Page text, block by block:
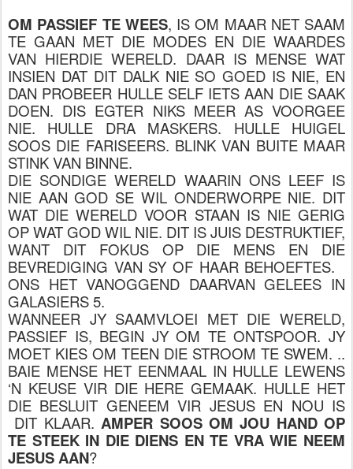
OM PASSIEF TE WEES, IS OM MAAR NET SAAM
TE GAAN MET DIE MODES EN DIE WAARDES
VAN HIERDIE WERELD. DAAR IS MENSE WAT
INSIEN DAT DIT DALK NIE SO GOED IS NIE, EN
DAN PROBEER HULLE SELF IETS AAN DIE SAAK
DOEN. DIS EGTER NIKS MEER AS VOORGEE
NIE. HULLE DRA MASKERS. HULLE HUIGEL
SOOS DIE FARISEERS. BLINK VAN BUITE MAAR
STINK VAN BINNE.
DIE SONDIGE WERELD WAARIN ONS LEEF IS
NIE AAN GOD SE WIL ONDERWORPE NIE. DIT
WAT DIE WERELD VOOR STAAN IS NIE GERIG
OP WAT GOD WIL NIE. DIT IS JUIS DESTRUKTIEF,
WANT DIT FOKUS OP DIE MENS EN DIE
BEVREDIGING VAN SY OF HAAR BEHOEFTES.
ONS HET VANOGGEND DAARVAN GELEES IN
GALASIERS 5.
WANNEER JY SAAMVLOEI MET DIE WERELD,
PASSIEF IS, BEGIN JY OM TE ONTSPOOR. JY
MOET KIES OM TEEN DIE STROOM TE SWEM. ..
BAIE MENSE HET EENMAAL IN HULLE LEWENS
‘N KEUSE VIR DIE HERE GEMAAK. HULLE HET
DIE BESLUIT GENEEM VIR JESUS EN NOU IS
DIT KLAAR. AMPER SOOS OM JOU HAND OP
TE STEEK IN DIE DIENS EN TE VRA WIE NEEM
JESUS AAN?